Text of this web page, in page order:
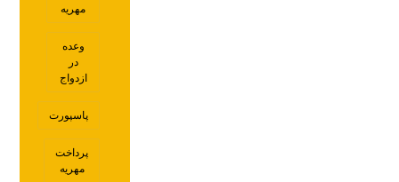
مهریه
وعده
در
ازدواج
پاسپورت
پرداخت
مهریه